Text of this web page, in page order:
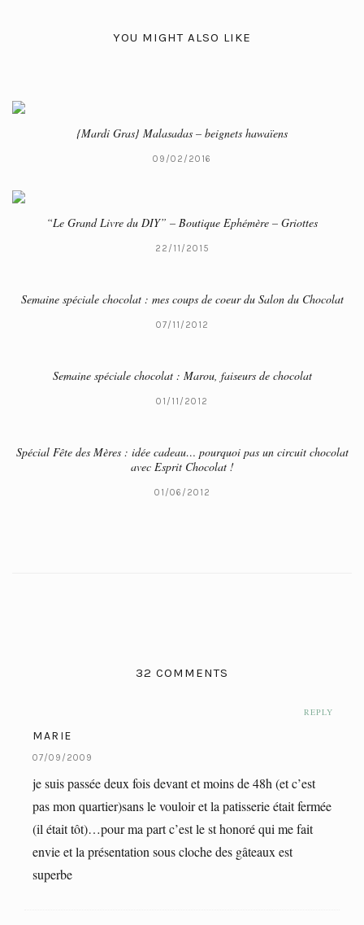
YOU MIGHT ALSO LIKE
{Mardi Gras} Malasadas – beignets hawaïens
09/02/2016
“Le Grand Livre du DIY” – Boutique Ephémère – Griottes
22/11/2015
Semaine spéciale chocolat : mes coups de coeur du Salon du Chocolat
07/11/2012
Semaine spéciale chocolat : Marou, faiseurs de chocolat
01/11/2012
Spécial Fête des Mères : idée cadeau… pourquoi pas un circuit chocolat
avec Esprit Chocolat !
01/06/2012
32 COMMENTS
REPLY
MARIE
07/09/2009
je suis passée deux fois devant et moins de 48h (et c’est
pas mon quartier)sans le vouloir et la patisserie était fermée
(il était tôt)…pour ma part c’est le st honoré qui me fait
envie et la présentation sous cloche des gâteaux est
superbe